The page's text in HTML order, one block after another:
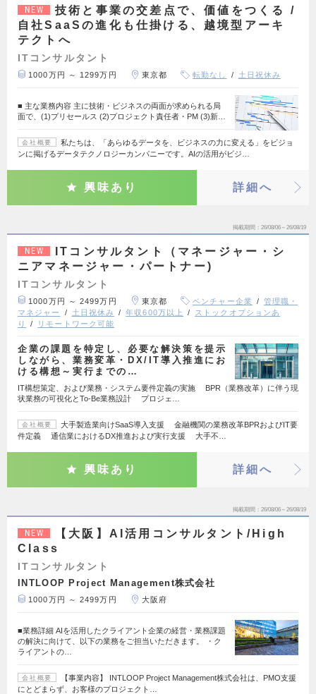
NEW
技術と事業の交差点で、価値をつくる /
自社SaaSの進化も仕掛ける、越境型アーキ
テクトへ
ITコンサルタント
1000万円 ～ 1299万円 東京都 転勤なし 土日祝休み
■ 主な業務内容 主に技術・ビジネスの両面が求められる局
面で、(1)プリセールス (2)プロジェクト責任者・PM (3)新…
会社概要
私たちは、「あらゆるデータを、ビジネスの力に変える」をビジョ
ンに掲げるデータテクノロジーカンパニーです。AIの活用がビジ…
興味あり 詳細へ
掲載期間 26/08/06～26/08/19
NEW
ITコンサルタント（マネージャー・シ
ニアマネージャー・パートナー)
ITコンサルタント
1000万円 ～ 2499万円 東京都 ベンチャー企業
管理職・
マネジャー
土日祝休み 年収600万以上
ストックオプションあ
り
リモートワーク可能
企業の課題を特定し、必要な解決策を提示
しながら、業務変革・DX/IT導入推進にお
ける構想～実行までの…
IT構想策定、および業務・システム要件定義の実施 BPR（業務改革）に伴う現
状業務の可視化とTo-Be業務設計 プロジェ…
会社概要
大手製造業向けSaaS導入支援 金融機関の業務改革BPRおよびIT要
件定義 通信業におけるDX推進および実行支援 大手不…
興味あり 詳細へ
掲載期間 26/08/06～26/08/19
NEW
【大阪】AI活用コンサルタント/High
Class
ITコンサルタント
INTLOOP Project Management株式会社
1000万円 ～ 2499万円 大阪府
■業務詳細 AIを活用したクライアント企業の経営・業務課題
の解決に向けて、以下の業務をご担当いただきます。 ・ク
ライアントの…
会社概要
【事業内容】 INTLOOP Project Management株式会社は、PMO支援
にとどまらず、お客様のプロジェクト…